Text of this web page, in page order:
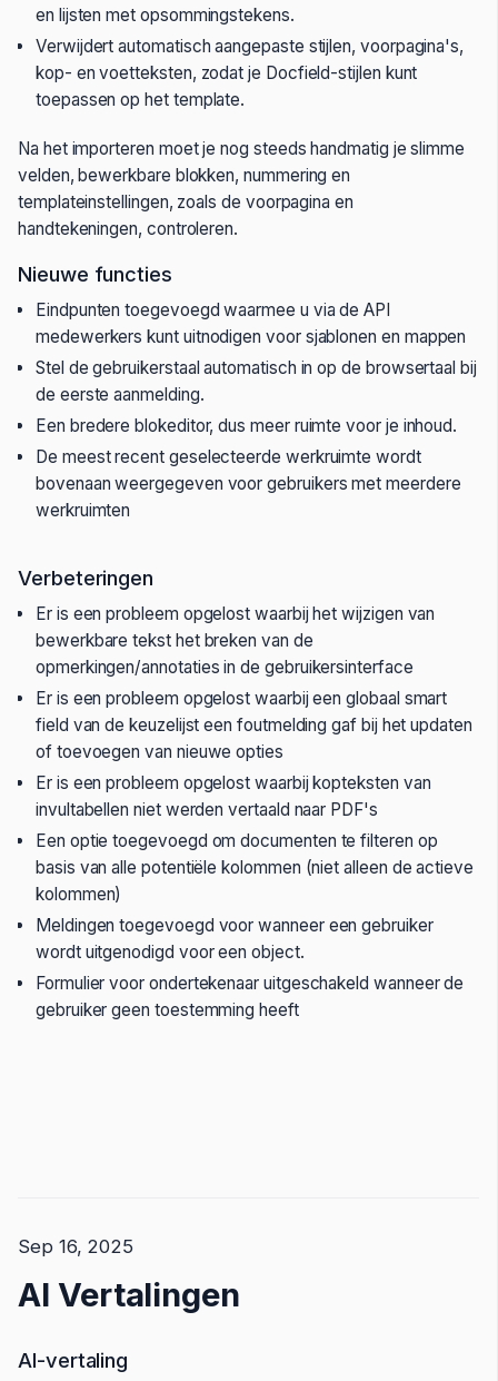
en lijsten met opsommingstekens.
Verwijdert automatisch aangepaste stijlen, voorpagina's,
kop- en voetteksten, zodat je Docfield-stijlen kunt
toepassen op het template.
Na het importeren moet je nog steeds handmatig je slimme
velden, bewerkbare blokken, nummering en
templateinstellingen, zoals de voorpagina en
handtekeningen, controleren.
Nieuwe functies
Eindpunten toegevoegd waarmee u via de API
medewerkers kunt uitnodigen voor sjablonen en mappen
Stel de gebruikerstaal automatisch in op de browsertaal bij
de eerste aanmelding.
Een bredere blokeditor, dus meer ruimte voor je inhoud.
De meest recent geselecteerde werkruimte wordt
bovenaan weergegeven voor gebruikers met meerdere
werkruimten
Verbeteringen
Er is een probleem opgelost waarbij het wijzigen van
bewerkbare tekst het breken van de
opmerkingen/annotaties in de gebruikersinterface
Er is een probleem opgelost waarbij een globaal smart
field van de keuzelijst een foutmelding gaf bij het updaten
of toevoegen van nieuwe opties
Er is een probleem opgelost waarbij kopteksten van
invultabellen niet werden vertaald naar PDF's
Een optie toegevoegd om documenten te filteren op
basis van alle potentiële kolommen (niet alleen de actieve
kolommen)
Meldingen toegevoegd voor wanneer een gebruiker
wordt uitgenodigd voor een object.
Formulier voor ondertekenaar uitgeschakeld wanneer de
gebruiker geen toestemming heeft
Sep 16, 2025
AI Vertalingen
AI-vertaling